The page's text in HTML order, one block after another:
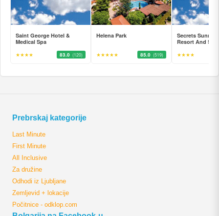
Saint George Hotel &
Medical Spa
★★★★ 83.0 (120)
Helena Park
★★★★★ 85.0 (519)
Secrets Sunny
Resort And Spa
★★★★
Prebrskaj kategorije
Last Minute
First Minute
All Inclusive
Za družine
Odhodi iz Ljubljane
Zemljevid + lokacije
Počitnice - odklop.com